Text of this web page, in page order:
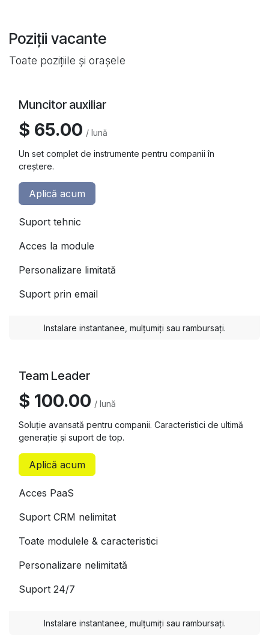
Poziții vacante
Toate pozițiile și orașele
Muncitor auxiliar
$ 65.00 / lună
Un set complet de instrumente pentru companii în
creștere.
Aplică acum
Suport tehnic
Acces la module
Personalizare limitată
Suport prin email
Instalare instantanee, mulțumiți sau rambursați.
Team Leader
$ 100.00 / lună
Soluție avansată pentru companii. Caracteristici de ultimă
generație și suport de top.
Aplică acum
Acces PaaS
Suport CRM nelimitat
Toate modulele & caracteristici
Personalizare nelimitată
Suport 24/7
Instalare instantanee, mulțumiți sau rambursați.